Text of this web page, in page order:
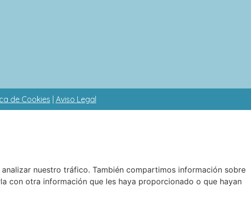
de Cookies | Aviso Legal
nuestro tráfico. También compartimos información sobre
con otra información que les haya proporcionado o que hayan